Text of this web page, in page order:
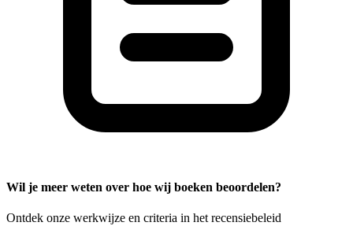
Wil je meer weten over hoe wij boeken beoordelen?
Ontdek onze werkwijze en criteria in het recensiebeleid